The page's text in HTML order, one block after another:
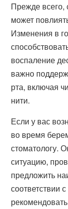
Прежде всего,
может
Изменения в
воспаление
важно
рта, включая
нити.
Если у вас
во время
стоматологу.
ситуацию,
предложить
соответствии